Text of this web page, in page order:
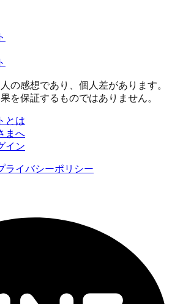
の感想であり、個人差があります。
を保証するものではありません。
とは
まへ
イン
ライバシーポリシー